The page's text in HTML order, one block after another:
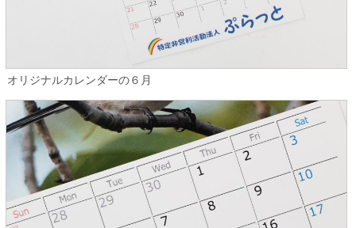
オリジナルカレンダーの６月